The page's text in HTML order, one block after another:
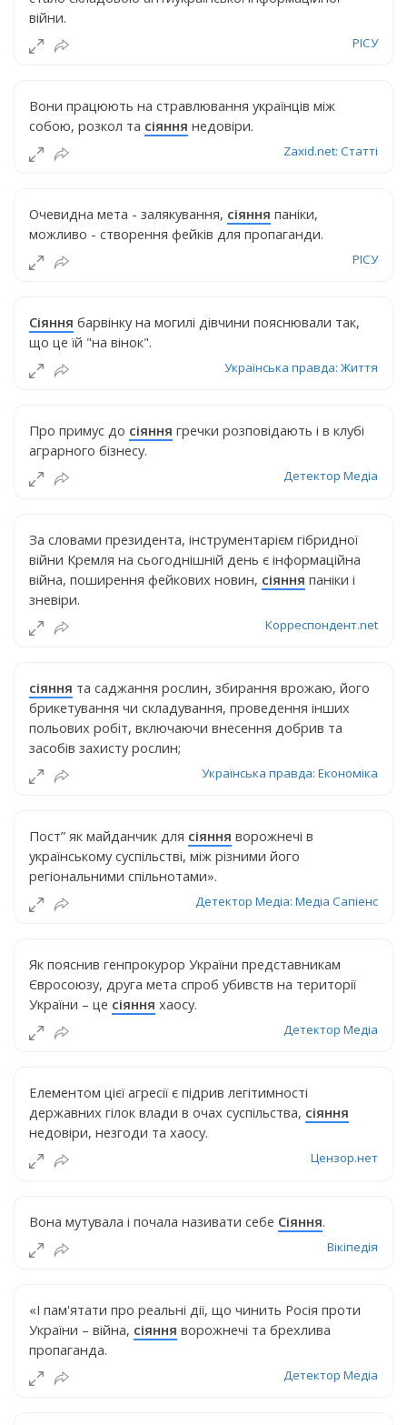
війни.
РІСУ
Вони працюють на стравлювання українців між
собою, розкол та сіяння недовіри.
Zaxid.net: Статті
Очевидна мета - залякування, сіяння паніки,
можливо - створення фейків для пропаганди.
РІСУ
Сіяння барвінку на могилі дівчини пояснювали так,
що це їй "на вінок".
Українська правда: Життя
Про примус до сіяння гречки розповідають і в клубі
аграрного бізнесу.
Детектор Медіа
За словами президента, інструментарієм гібридної
війни Кремля на сьогоднішній день є інформаційна
війна, поширення фейкових новин, сіяння паніки і
зневіри.
Корреспондент.net
сіяння та саджання рослин, збирання врожаю, його
брикетування чи складування, проведення інших
польових робіт, включаючи внесення добрив та
засобів захисту рослин;
Українська правда: Економіка
Пост” як майданчик для сіяння ворожнечі в
українському суспільстві, між різними його
регіональними спільнотами».
Детектор Медіа: Медіа Сапіенс
Як пояснив генпрокурор України представникам
Євросоюзу, друга мета спроб убивств на території
України – це сіяння хаосу.
Детектор Медіа
Елементом цієї агресії є підрив легітимності
державних гілок влади в очах суспільства, сіяння
недовіри, незгоди та хаосу.
Цензор.нет
Вона мутувала і почала називати себе Сіяння.
Вікіпедія
«І пам'ятати про реальні дії, що чинить Росія проти
України – війна, сіяння ворожнечі та брехлива
пропаганда.
Детектор Медіа